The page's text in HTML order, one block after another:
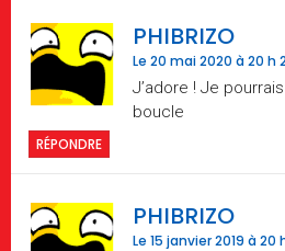
PHIBRIZO
Le 20 mai 2020 à 20 h
J’adore ! Je
boucle
RÉPONDRE
PHIBRIZO
Le 15 janvier 2019 à 20